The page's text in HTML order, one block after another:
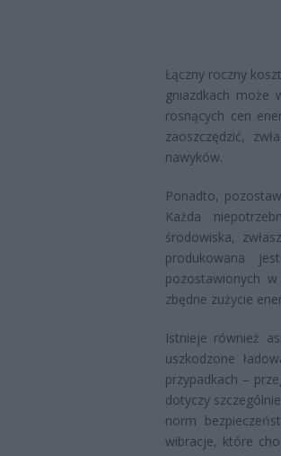
Łączny roczny
gniazdkach może
rosnących cen
zaoszczędzić,
nawyków.
Ponadto,
Każda
środowiska,
produkowana
pozostawionych
zbędne zużycie
Istnieje również
uszkodzone
przypadkach –
dotyczy
norm
wibracje, które